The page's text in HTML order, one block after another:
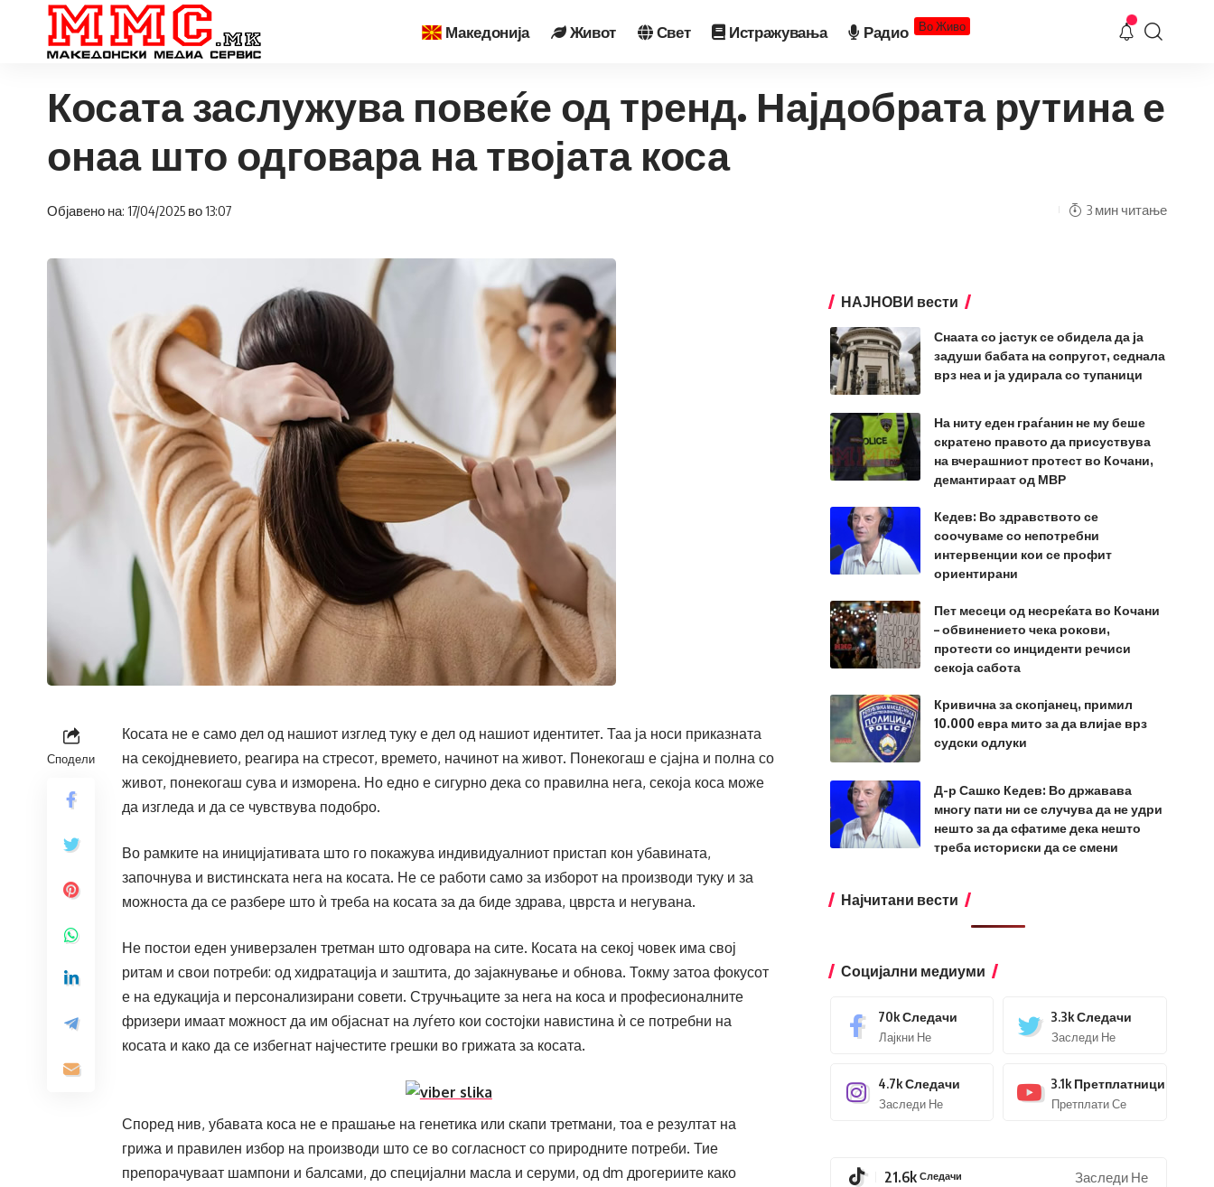
Македонија Живот Свет Истражувања Радио Во Живо
Косата заслужува повеќе од тренд. Најдобрата рутина е
онаа што одговара на твојата коса
Објавено на: 17/04/2025 во 13:07 3 мин читање
Сподели
Косата не е само дел од нашиот изглед туку е дел од нашиот идентитет. Таа ја носи приказната
на секојдневието, реагира на стресот, времето, начинот на живот. Понекогаш е сјајна и полна со
живот, понекогаш сува и изморена. Но едно е сигурно дека со правилна нега, секоја коса може
да изгледа и да се чувствува подобро.
Во рамките на иницијативата што го покажува индивидуалниот пристап кон убавината,
започнува и вистинската нега на косата. Не се работи само за изборот на производи туку и за
можноста да се разбере што ѝ треба на косата за да биде здрава, цврста и негувана.
Не постои еден универзален третман што одговара на сите. Косата на секој човек има свој
ритам и свои потреби: од хидратација и заштита, до зајакнување и обнова. Токму затоа фокусот
е на едукација и персонализирани совети. Стручњаците за нега на коса и професионалните
фризери имаат можност да им објаснат на луѓето кои состојки навистина ѝ се потребни на
косата и како да се избегнат најчестите грешки во грижата за косата.
Според нив, убавата коса не е прашање на генетика или скапи третмани, тоа е резултат на
грижа и правилен избор на производи што се во согласност со природните потреби. Тие
препорачуваат шампони и балсами, до специјални масла и серуми, од dm дрогериите како
НАЈНОВИ вести
Снаата со јастук се обидела да ја
задуши бабата на сопругот, седнала
врз неа и ја удирала со тупаници
На ниту еден граѓанин не му беше
скратено правото да присуствува
на вчерашниот протест во Кочани,
демантираат од МВР
Кедев: Во здравството се
соочуваме со непотребни
интервенции кои се профит
ориентирани
Пет месеци од несреќата во Кочани
– обвинението чека рокови,
протести со инциденти речиси
секоја сабота
Кривична за скопјанец, примил
10.000 евра мито за да влијае врз
судски одлуки
Д-р Сашко Кедев: Во државава
многу пати ни се случува да не удри
нешто за да сфатиме дека нешто
треба историски да се смени
Најчитани вести
Социјални медиуми
70kСледачи
Лајкни Не
3.3kСледачи
Заследи Не
4.7kСледачи
Заследи Не
3.1k Претплатници
Претплати Се
21.6k Следачи Заследи Не